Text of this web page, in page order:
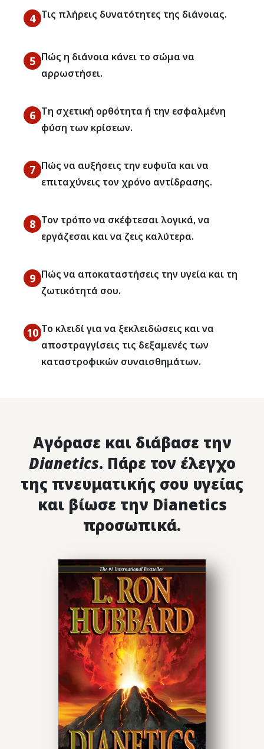
4 Τις πλήρεις δυνατότητες της διάνοιας.
5 Πώς η διάνοια κάνει το σώμα να
αρρωστήσει.
6 Τη σχετική ορθότητα ή την εσφαλμένη
φύση των κρίσεων.
7 Πώς να αυξήσεις την ευφυΐα και να
επιταχύνεις τον χρόνο αντίδρασης.
8 Τον τρόπο να σκέφτεσαι λογικά, να
εργάζεσαι και να ζεις καλύτερα.
9 Πώς να αποκαταστήσεις την υγεία και τη
ζωτικότητά σου.
10 Το κλειδί για να ξεκλειδώσεις και να
αποστραγγίσεις τις δεξαμενές των
καταστροφικών συναισθημάτων.
Αγόρασε και διάβασε την
Dianetics. Πάρε τον έλεγχο
της πνευματικής σου υγείας
και βίωσε την Dianetics
προσωπικά.